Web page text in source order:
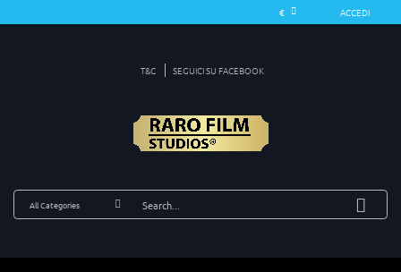
ACCEDI
T&C SEGUICI SU FACEBOOK